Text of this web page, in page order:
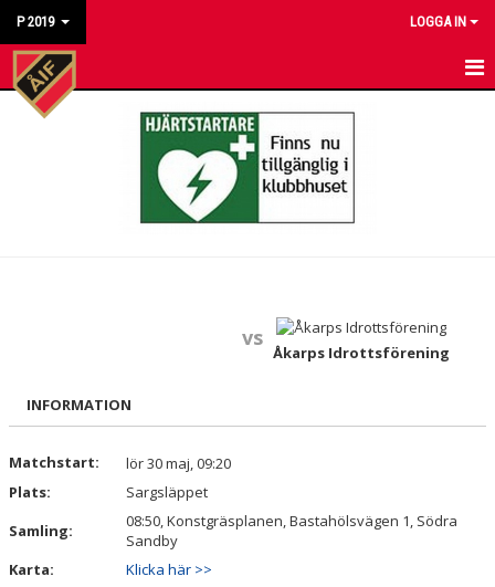
P 2019 LOGGA IN
HEM
DOKUMENT
vs
Åkarps Idrottsförening
INFORMATION
Matchstart:
lör 30 maj, 09:20
Plats:
Sargsläppet
Samling:
08:50, Konstgräsplanen, Bastahölsvägen 1, Södra
Sandby
Karta:
Klicka här >>